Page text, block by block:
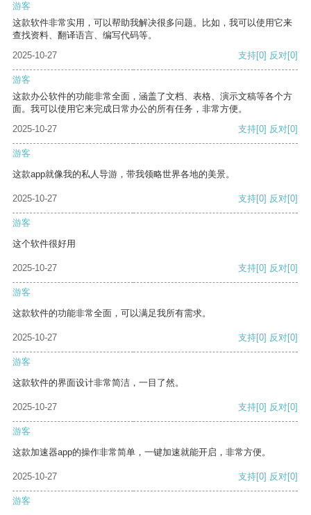
游客
这款软件非常实用，可以帮助我解决很多问题。比如，我可以使用它来
查找资料、翻译语言、编写代码等。
2025-10-27
支持[0] 反对[0]
游客
这款办公软件的功能非常全面，涵盖了文档、表格、演示文稿等各个方
面。我可以使用它来完成日常办公的所有任务，非常方便。
2025-10-27
支持[0] 反对[0]
游客
这款app就像我的私人导游，带我领略世界各地的美景。
2025-10-27 支持[0] 反对[0]
游客
这个软件很好用
2025-10-27 支持[0] 反对[0]
游客
这款软件的功能非常全面，可以满足我所有需求。
2025-10-27 支持[0] 反对[0]
游客
这款软件的界面设计非常简洁，一目了然。
2025-10-27 支持[0] 反对[0]
游客
这款加速器app的操作非常简单，一键加速就能开启，非常方便。
2025-10-27 支持[0] 反对[0]
游客